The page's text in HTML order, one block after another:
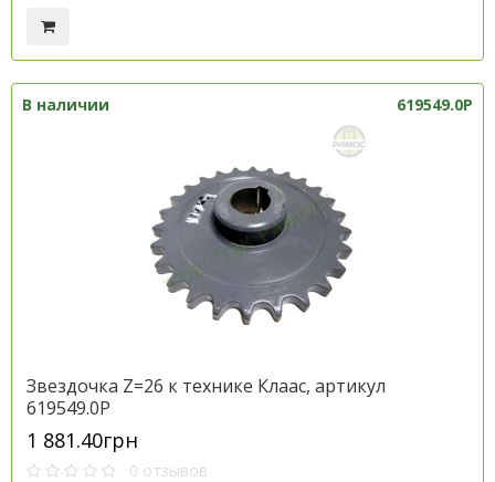
В наличии 619549.0P
Звездочка Z=26 к технике Клаас, артикул
619549.0P
1 881.40грн
0 отзывов